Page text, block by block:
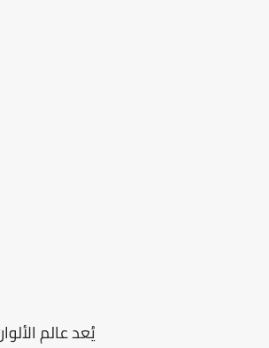
يُعد عالم